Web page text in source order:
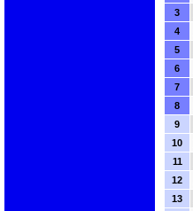
3
4
5
6
7
8
9
10
11
12
13